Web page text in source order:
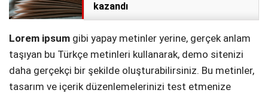
kazandı
Lorem ipsum gibi yapay metinler yerine, gerçek anlam
taşıyan bu Türkçe metinleri kullanarak, demo sitenizi
daha gerçekçi bir şekilde oluşturabilirsiniz. Bu metinler,
tasarım ve içerik düzenlemelerinizi test etmenize